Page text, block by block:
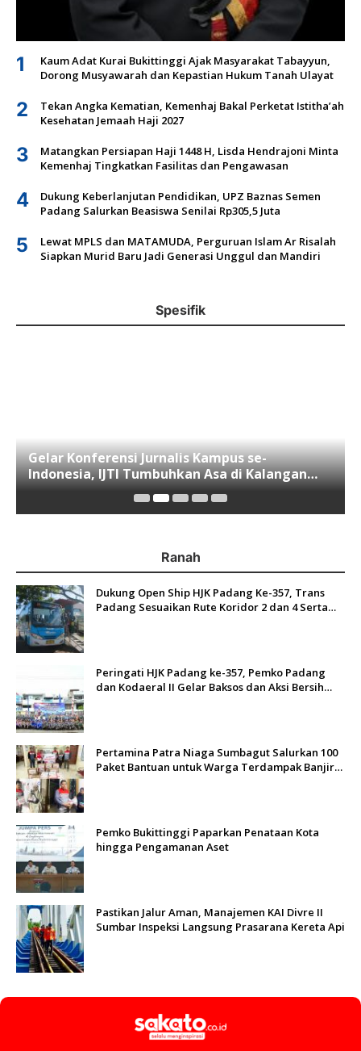
1
Kaum Adat Kurai Bukittinggi Ajak Masyarakat Tabayyun,
Dorong Musyawarah dan Kepastian Hukum Tanah Ulayat
2
Tekan Angka Kematian, Kemenhaj Bakal Perketat Istitha’ah
Kesehatan Jemaah Haji 2027
3
Matangkan Persiapan Haji 1448 H, Lisda Hendrajoni Minta
Kemenhaj Tingkatkan Fasilitas dan Pengawasan
4
Dukung Keberlanjutan Pendidikan, UPZ Baznas Semen
Padang Salurkan Beasiswa Senilai Rp305,5 Juta
5
Lewat MPLS dan MATAMUDA, Perguruan Islam Ar Risalah
Siapkan Murid Baru Jadi Generasi Unggul dan Mandiri
Spesifik
Gelar Konferensi Jurnalis Kampus se-
Indonesia, IJTI Tumbuhkan Asa di Kalangan
Jurnalis Muda di Era Disruspi Digital
Ranah
Dukung Open Ship HJK Padang Ke-357, Trans
Padang Sesuaikan Rute Koridor 2 dan 4 Serta
Peringati HJK Padang ke-357, Pemko Padang
dan Kodaeral II Gelar Baksos dan Aksi Bersih
Pertamina Patra Niaga Sumbagut Salurkan 100
Paket Bantuan untuk Warga Terdampak Banjir
Pemko Bukittinggi Paparkan Penataan Kota
hingga Pengamanan Aset
Pastikan Jalur Aman, Manajemen KAI Divre II
Sumbar Inspeksi Langsung Prasarana Kereta Api